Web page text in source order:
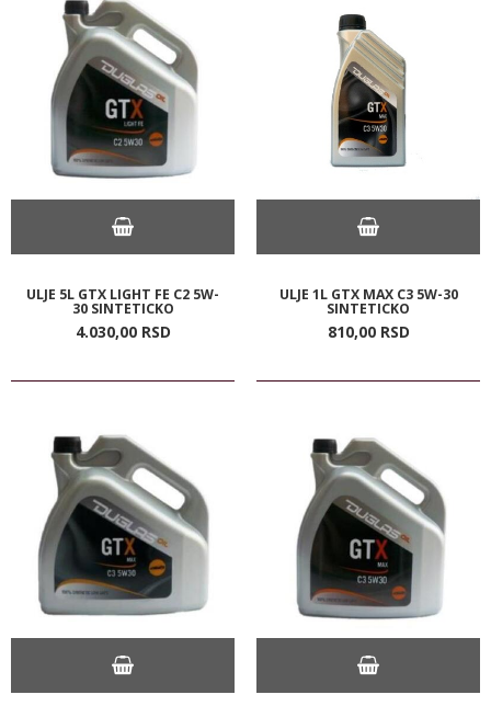
ULJE 5L GTX LIGHT FE C2 5W-
30 SINTETICKO
4.030,00 RSD
ULJE 1L GTX MAX C3 5W-30
SINTETICKO
810,00 RSD